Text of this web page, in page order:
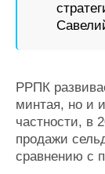
РРПК
минтая, но и
частности, в
продажи
сравнению с